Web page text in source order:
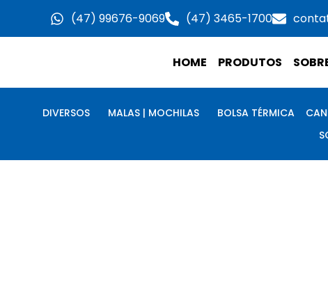
(47) 99676-9069 (47) 3465-1700
HOME PRODUTOS
DIVERSOS MALAS | MOCHILAS BOLSA TÉRMICA